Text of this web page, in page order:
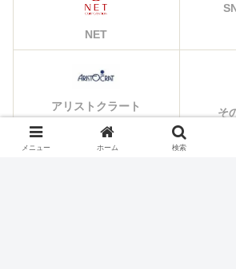
NET
アリストクラート そ
メニュー ホーム 検索